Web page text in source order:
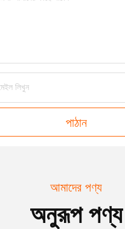
পাঠান
আমাদের পণ্য
অনুরূপ পণ্য